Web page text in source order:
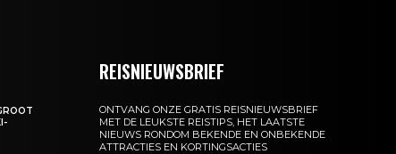
REISNIEUWSBRIEF
ONTVANG ONZE GRATIS REISNIEUWSBRIEF
MET DE LEUKSTE REISTIPS, HET LAATSTE
NIEUWS RONDOM BEKENDE EN ONBEKENDE
ATTRACTIES EN KORTINGSACTIES